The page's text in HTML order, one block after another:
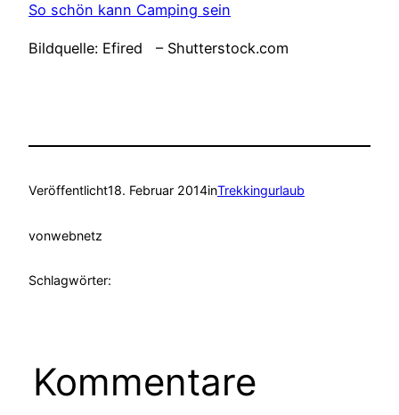
So schön kann Camping sein
Bildquelle: Efired – Shutterstock.com
Veröffentlicht18. Februar 2014inTrekkingurlaub
vonwebnetz
Schlagwörter:
Kommentare